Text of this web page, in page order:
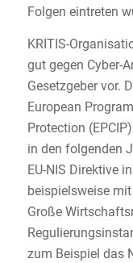
Folgen eintreten
KRITIS-
gut gegen Cyber-
Gesetzgeber vor.
European
Protection
in den folgenden
EU-NIS Direktive
beispielsweise mit
Große
zum Beispiel das